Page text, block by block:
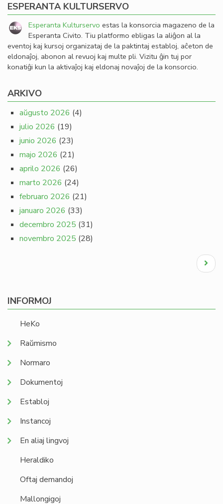
ESPERANTA KULTURSERVO
Esperanta Kulturservo estas la konsorcia magazeno de la
Esperanta Civito. Tiu platformo ebligas la aliĝon al la
eventoj kaj kursoj organizataj de la paktintaj establoj, aĉeton de
eldonaĵoj, abonon al revuoj kaj multe pli. Vizitu ĝin tuj por
konatiĝi kun la aktivaĵoj kaj eldonaj novaĵoj de la konsorcio.
ARKIVO
aŭgusto 2026 (4)
julio 2026 (19)
junio 2026 (23)
majo 2026 (21)
aprilo 2026 (26)
marto 2026 (24)
februaro 2026 (21)
januaro 2026 (33)
decembro 2025 (31)
novembro 2025 (28)
Next
page
INFORMOJ
HeKo
Raŭmismo
Normaro
Dokumentoj
Establoj
Instancoj
En aliaj lingvoj
Heraldiko
Oftaj demandoj
Mallongigoj